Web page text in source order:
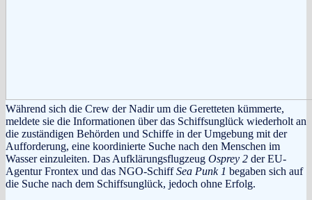
Während sich die Crew der Nadir um die Geretteten kümmerte,
meldete sie die Informationen über das Schiffsunglück wiederholt an
die zuständigen Behörden und Schiffe in der Umgebung mit der
Aufforderung, eine koordinierte Suche nach den Menschen im
Wasser einzuleiten. Das Aufklärungsflugzeug Osprey 2 der EU-
Agentur Frontex und das NGO-SchiffSea Punk 1 begaben sich auf
die Suche nach dem Schiffsunglück, jedoch ohne Erfolg.